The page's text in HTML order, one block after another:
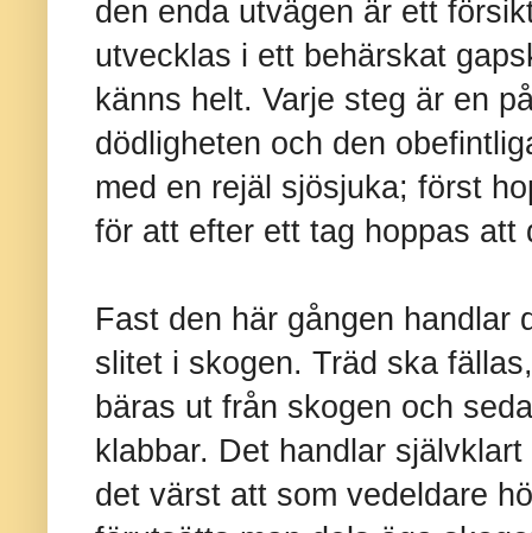
den enda utvägen är ett
utvecklas i ett behärskat
känns helt. Varje steg är en
dödligheten och den
med en rejäl sjösjuka; först
för att efter ett tag hoppas att
Fast den här gången handlar
slitet i skogen. Träd ska
bäras ut från skogen och
klabbar. Det handlar
det värst att som vedeldare